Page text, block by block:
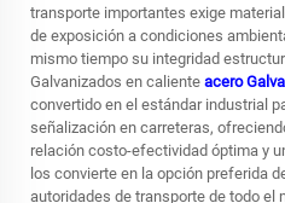
transporte importantes exige
de exposición a condiciones
mismo tiempo su integridad
Galvanizados en caliente acero
convertido en el estándar industrial
señalización en carreteras,
relación costo-efectividad óptima y
los convierte en la opción preferida
autoridades de transporte de todo el